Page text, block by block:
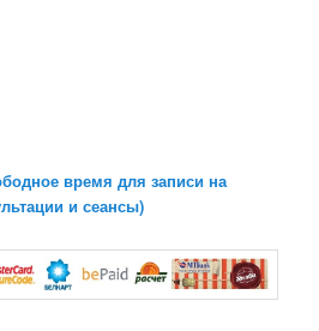
время для записи на
и сеансы)